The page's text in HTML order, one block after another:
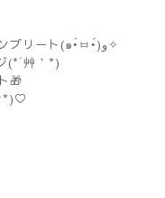
指定のお酒を1合ずつ6種類飲んだらコンプリート(๑•̀ㅂ•́)و✧
(*´艸｀*)
🎁